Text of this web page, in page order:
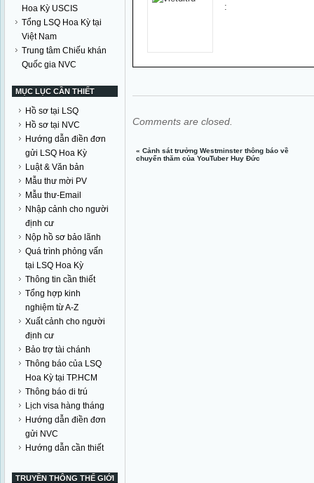
Hoa Kỳ USCIS
Tổng LSQ Hoa Kỳ tại
Việt Nam
Trung tâm Chiếu khán
Quốc gia NVC
MỤC LỤC CẦN THIẾT
Hồ sơ tại LSQ
Hồ sơ tại NVC
Hướng dẫn điền đơn
gửi LSQ Hoa Kỳ
Luật & Văn bản
Mẫu thư mời PV
Mẫu thư-Email
Nhập cảnh cho người
định cư
Nộp hồ sơ bảo lãnh
Quá trình phỏng vấn
tại LSQ Hoa Kỳ
Thông tin cần thiết
Tổng hợp kinh
nghiệm từ A-Z
Xuất cảnh cho người
định cư
Bảo trợ tài chánh
Thông báo của LSQ
Hoa Kỳ tại TP.HCM
Thông báo di trú
Lịch visa hàng tháng
Hướng dẫn điền đơn
gửi NVC
Hướng dẫn cần thiết
TRUYỀN THÔNG THẾ GIỚI
:
Comments are closed.
«Cảnh sát trưởng Westminster thông báo về
chuyến thăm của YouTuber Huy Đức